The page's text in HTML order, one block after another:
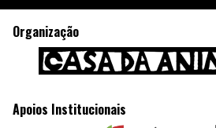
Organização
Apoios Institucionais